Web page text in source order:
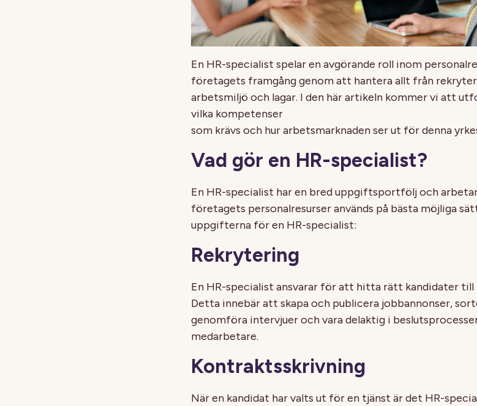
En HR-specialist spelar en avgörande roll inom
företagets framgång genom att hantera allt från
arbetsmiljö och lagar. I den här artikeln kommer vi att
vilka kompetenser
som krävs och hur arbetsmarknaden ser ut för denna
Vad gör en HR-specialist?
En HR-specialist har en bred uppgiftsportfölj och
företagets personalresurser används på bästa möjliga
uppgifterna för en HR-specialist:
Rekrytering
En HR-specialist ansvarar för att hitta rätt kandidater
Detta innebär att skapa och publicera jobbannonser,
genomföra intervjuer och vara delaktig i
medarbetare.
Kontraktsskrivning
När en kandidat har valts ut för en tjänst är det HR-